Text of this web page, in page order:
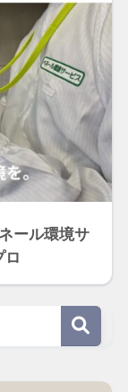
ール環境サ
ロ